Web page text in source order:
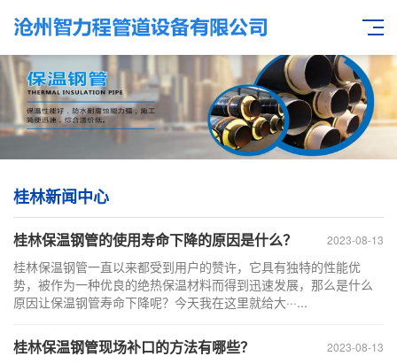
桂林新闻中心
2023-08-13
桂林保温钢管的使用寿命下降的原因是什么？
桂林保温钢管一直以来都受到用户的赞许，它具有独特的性能优
势，被作为一种优良的绝热保温材料而得到迅速发展，那么是什么
原因让保温钢管寿命下降呢？今天我在这里就给大···...
2023-08-13
桂林保温钢管现场补口的方法有哪些？